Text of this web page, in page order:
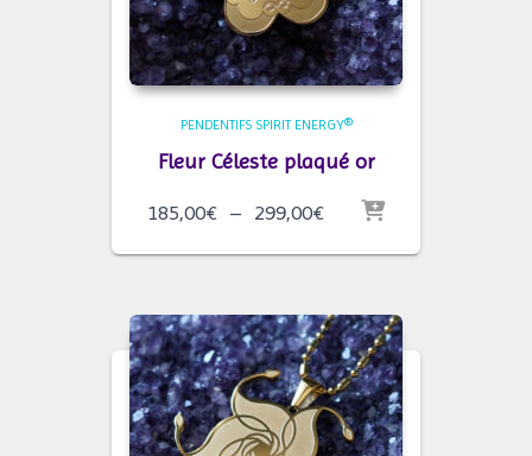
PENDENTIFS SPIRIT ENERGY®
Fleur Céleste plaqué or
185,00€ – 299,00€Plage
prix :
à
299,00€